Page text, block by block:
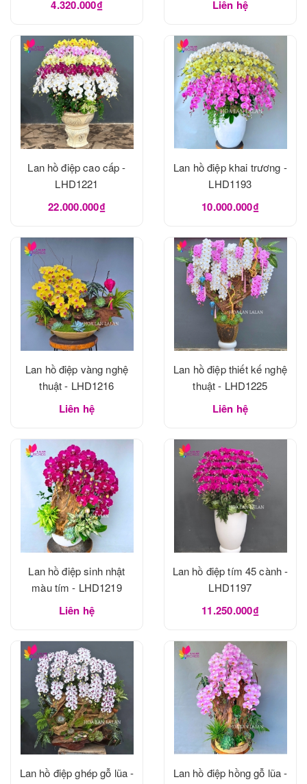
4.320.000₫ Liên hệ
Lan hồ điệp cao cấp -
LHD1221
22.000.000₫
Lan hồ điệp khai trương -
LHD1193
10.000.000₫
Lan hồ điệp vàng nghệ
thuật - LHD1216
Liên hệ
Lan hồ điệp thiết kế nghệ
thuật - LHD1225
Liên hệ
Lan hồ điệp sinh nhật
màu tím - LHD1219
Liên hệ
Lan hồ điệp tím 45 cành -
LHD1197
11.250.000₫
Lan hồ điệp ghép gỗ lũa -
Lan hồ điệp hồng gỗ lũa -